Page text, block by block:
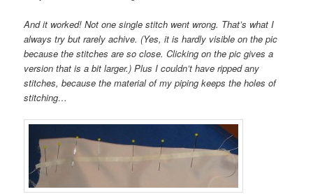
And it worked! Not one single stitch went wrong. That’s what I
always try but rarely achive. (Yes, it is hardly visible on the pic
because the stitches are so close. Clicking on the pic gives a
version that is a bit larger.) Plus I couldn’t have ripped any
stitches, because the material of my piping keeps the holes of
stitching…